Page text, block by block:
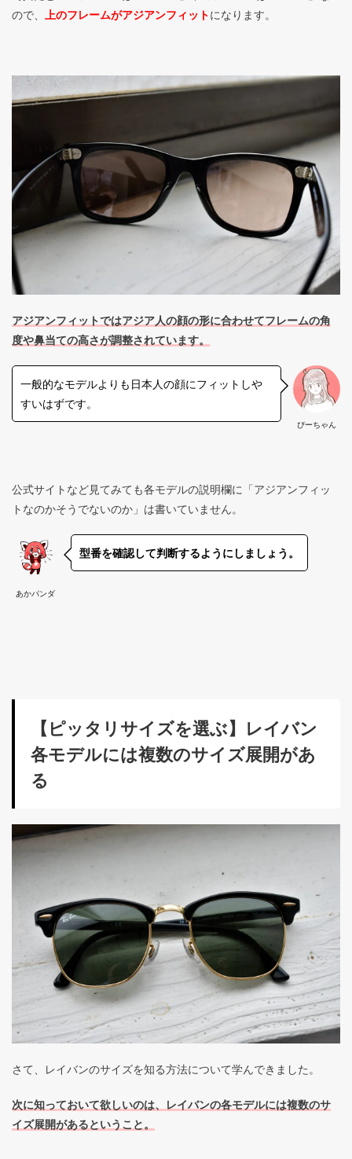
ので、 上のフレームがアジアンフィットになります。
アジアンフィットではアジア人の顔の形に合わせてフレームの角
度や鼻当ての高さが調整されています。
ぴーちゃん
一般的なモデルよりも日本人の顔にフィットしや
すいはずです。
公式サイトなど見てみても各モデルの説明欄に「アジアンフィッ
トなのかそうでないのか」は書いていません。
あかパンダ
型番を確認して判断するようにしましょう。
【ピッタリサイズを選ぶ】レイバン
各モデルには複数のサイズ展開があ
る
さて、レイバンのサイズを知る方法について学んできました。
次に知っておいて欲しいのは、レイバンの各モデルには複数のサ
イズ展開があるということ。